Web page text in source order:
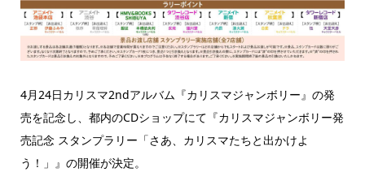
4月24日カリスマ2ndアルバム『カリスマジャンボリー』の発
売を記念し、都内のCDショップにて『カリスマジャンボリー発
売記念 スタンプラリー「さあ、カリスマたちと出かけよ
う！」』の開催が決定。